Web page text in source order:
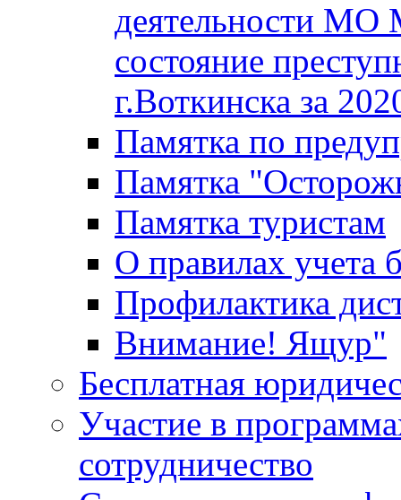
деятельности МО
состояние
г.Воткинска за
Памятка по
Памятка
Памятка туристам
О правилах учета
Профилактика
Внимание! Ящур"
Бесплатная
Участие в
сотрудничество